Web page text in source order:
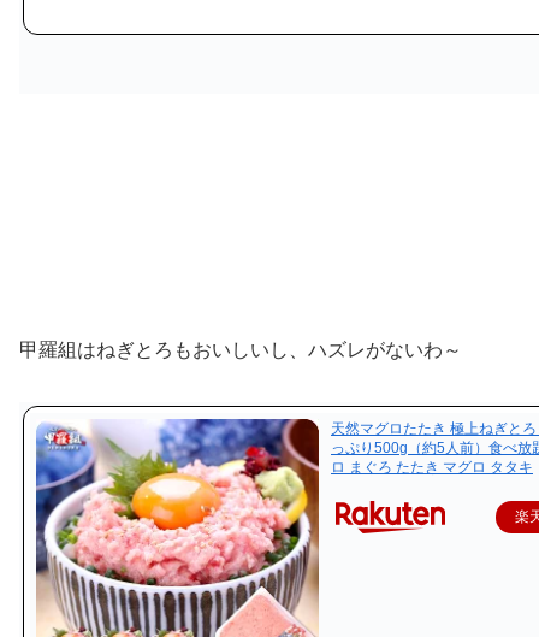
甲羅組はねぎとろもおいしいし、ハズレがないわ～
天然マグロたたき 極上ねぎと
っぷり500g（約5人前）食べ放
ロ まぐろ たたき マグロ タタキ
楽